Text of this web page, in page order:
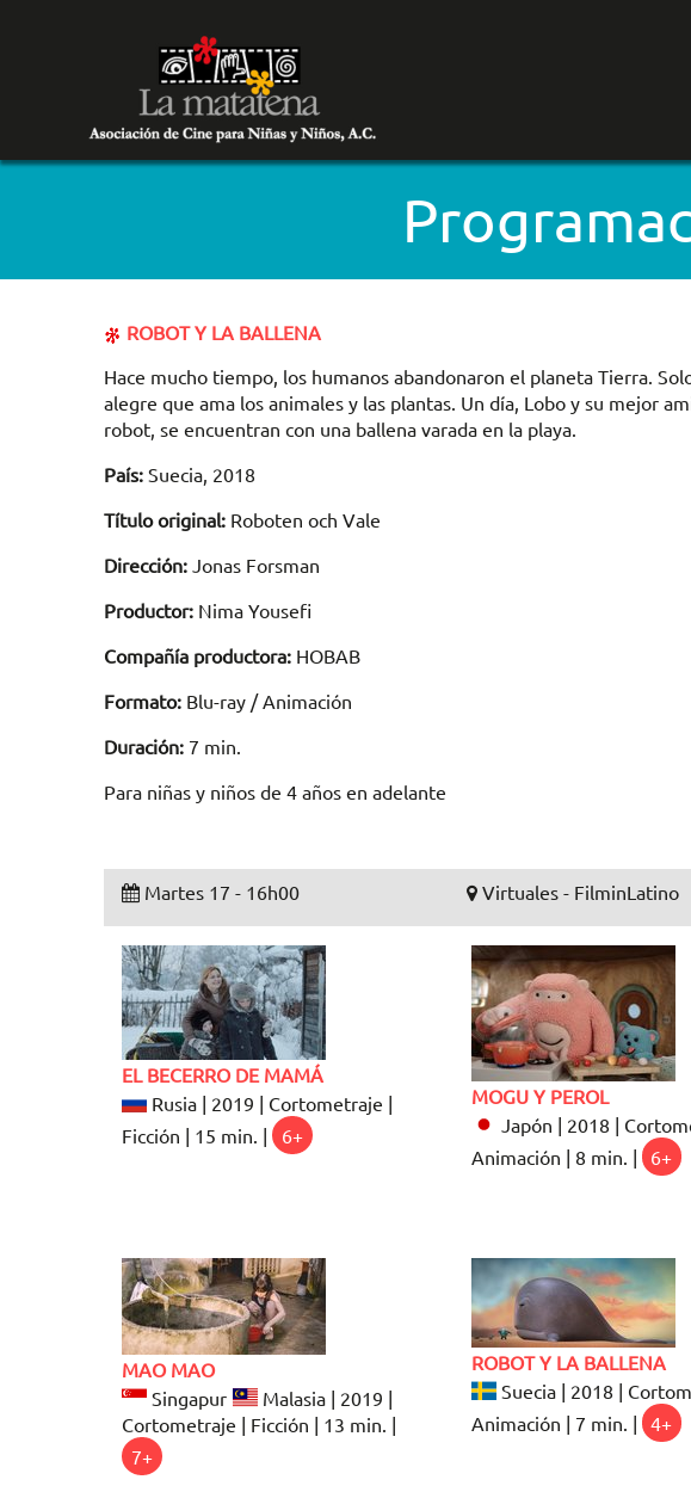
ROBOT Y LA BALLENA
Hace mucho tiempo, los humanos abandonaron el planeta Tierra.
alegre que ama los animales y las plantas. Un día, Lobo y su mejor
robot, se encuentran con una ballena varada en la playa.
País: Suecia, 2018
Título original: Roboten och Vale
Dirección: Jonas Forsman
Productor: Nima Yousefi
Compañía productora: HOBAB
Formato: Blu-ray / Animación
Duración: 7 min.
Para niñas y niños de 4 años en adelante
Martes 17 - 16h00 Virtuales - FilminLatino
EL BECERRO DE MAMÁ
Rusia | 2019 | Cortometraje |
Ficción | 15 min. |
6+
MOGU Y PEROL
Japón | 2018 |
Animación | 8 min. |
6+
MAO MAO
Singapur
Malasia | 2019 |
Cortometraje | Ficción | 13 min. |
7+
ROBOT Y LA BALLENA
Suecia | 2018 |
Animación | 7 min. |
4+